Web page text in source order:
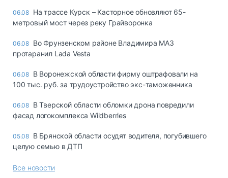
06.08 На трассе Курск – Касторное обновляют 65-
метровый мост через реку Грайворонка
06.08 Во Фрунзенском районе Владимира МАЗ
протаранил Lada Vesta
06.08 В Воронежской области фирму оштрафовали на
100 тыс. руб. за трудоустройство экс-таможенника
06.08 В Тверской области обломки дрона повредили
фасад логокомплекса Wildberries
05.08 В Брянской области осудят водителя, погубившего
целую семью в ДТП
Все новости